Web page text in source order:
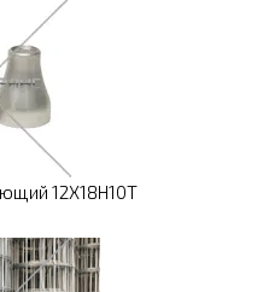
12Х18Н10Т